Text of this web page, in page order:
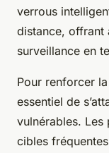
verrous
distance, offrant
surveillance en
Pour renforcer la
essentiel de
vulnérables. Les
cibles